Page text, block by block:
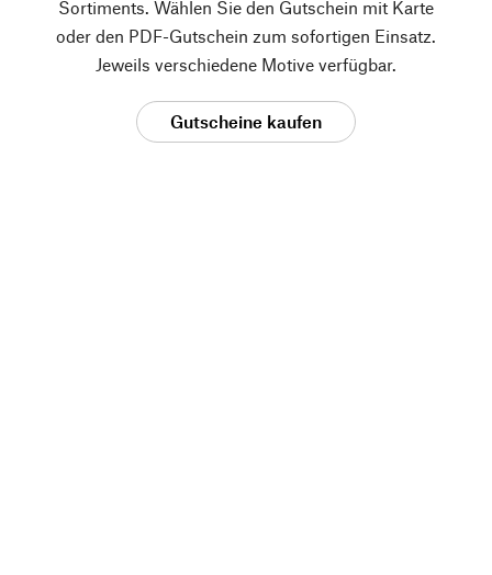
Sortiments. Wählen Sie den Gutschein mit Karte
oder den PDF-Gutschein zum sofortigen Einsatz.
Jeweils verschiedene Motive verfügbar.
Gutscheine kaufen